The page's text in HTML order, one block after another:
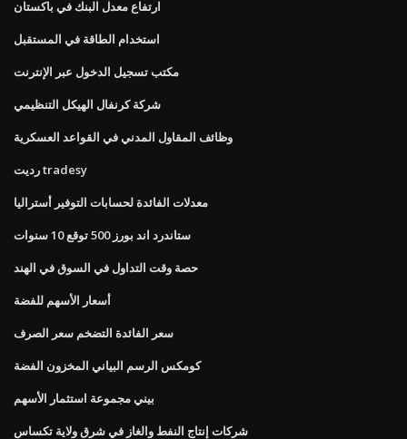
ارتفاع معدل البنك في باكستان
استخدام الطاقة في المستقبل
مكتب تسجيل الدخول عبر الإنترنت
شركة كرنفال الهيكل التنظيمي
وظائف المقاول المدني في القواعد العسكرية
رديت tradesy
معدلات الفائدة لحسابات التوفير أستراليا
ستاندرد اند بورز 500 توقع 10 سنوات
حصة وقت التداول في السوق في الهند
أسعار الأسهم للفضة
سعر الفائدة التضخم سعر الصرف
كومكس الرسم البياني المخزون الفضة
بيني مجموعة استثمار الأسهم
شركات إنتاج النفط والغاز في شرق ولاية تكساس